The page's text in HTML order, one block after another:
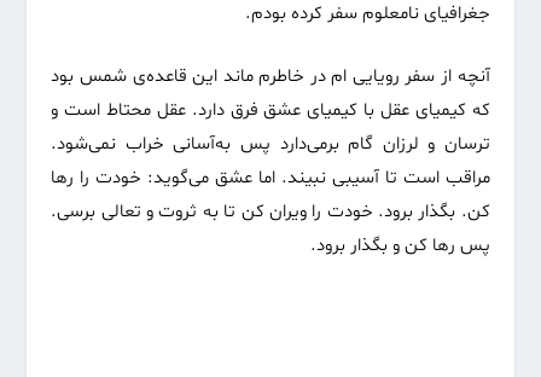
جغرافیای نامعلوم سفر کرده بودم.
آنچه از سفر رویایی ام در خاطرم ماند این قاعده‌ی شمس بود
که کیمیای عقل با کیمیای عشق فرق دارد. عقل محتاط است و
ترسان و لرزان گام برمی‌دارد پس به‌آسانی خراب نمی‌شود‌.
مراقب است تا آسیبی نبیند. اما عشق می‌گوید: خودت را رها
کن. بگذار برود. خودت را ویران کن تا به ثروت و تعالی برسی.
پس رها کن و بگذار برود.